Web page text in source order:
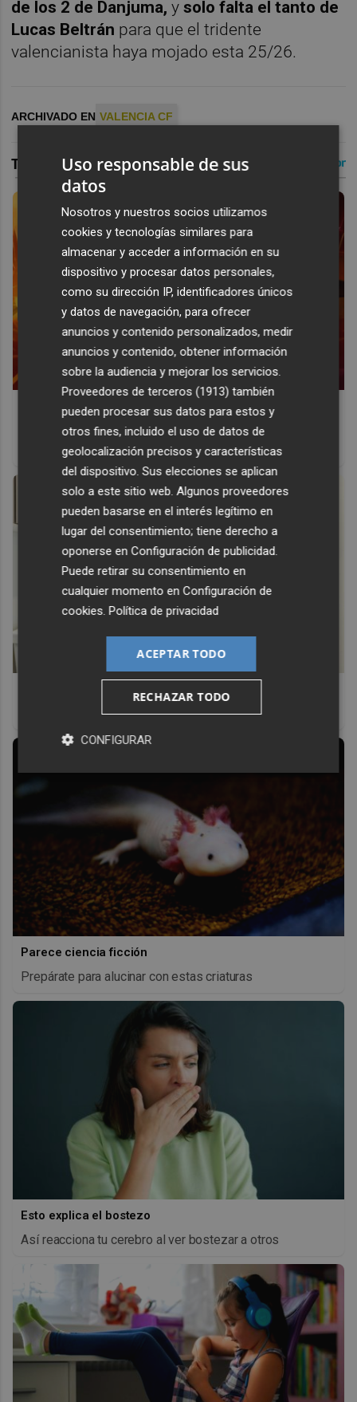
de los 2 de Danjuma,ysolo falta el tanto de
Lucas Beltrán para que el tridente
valencianista haya mojado esta 25/26.
ARCHIVADO EN VALENCIA CF
Corepunk MMORPG
Un verdadero MMORPG de la vieja escuela ¡Cómo los de
antes, pero mejor!
¿Y si pudieras eliminar la cal del baño sin esfuerzo?
Parece ciencia ficción
Prepárate para alucinar con estas criaturas
Esto explica el bostezo
Así reacciona tu cerebro al ver bostezar a otros
Uso responsable de sus
datos
Nosotros y nuestros socios utilizamos
cookies y tecnologías similares para
almacenar y acceder a información en su
dispositivo y procesar datos personales,
como su dirección IP, identificadores únicos
y datos de navegación, para ofrecer
anuncios y contenido personalizados, medir
anuncios y contenido, obtener información
sobre la audiencia y mejorar los servicios.
Proveedores de terceros (1913) también
pueden procesar sus datos para estos y
otros fines, incluido el uso de datos de
geolocalización precisos y características
del dispositivo. Sus elecciones se aplican
solo a este sitio web. Algunos proveedores
pueden basarse en el interés legítimo en
lugar del consentimiento; tiene derecho a
oponerse enConfiguración de publicidad.
Puede retirar su consentimiento en
cualquier momento enConfiguración de
cookies.Política de privacidad
ACEPTAR TODO
RECHAZAR TODO
CONFIGURAR